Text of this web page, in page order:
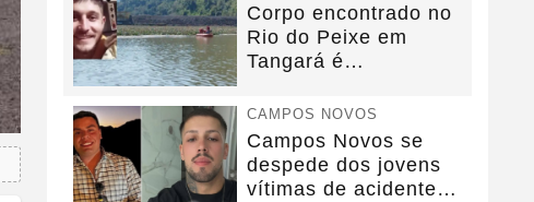
Corpo encontrado no
Rio do Peixe em
Tangará é
CAMPOS NOVOS
Campos Novos se
despede dos jovens
vítimas de acidente